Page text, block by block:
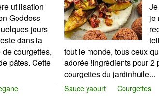
utilisation
Goddess
jours
dans la
courgettes,
pâtes. Cette
je
tout le monde, tous ceux
adorée !Ingrédients pour 2
courgettes du jardinhuile...
Sauce yaourt Courgettes